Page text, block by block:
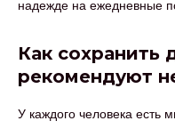
надежде на ежедневные
Как сохранить
рекомендуют
У каждого человека есть